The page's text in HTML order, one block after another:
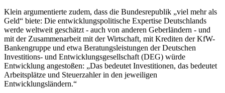
Klein argumentierte zudem, dass die Bundesrepublik „viel mehr als
Geld“ biete: Die entwicklungspolitische Expertise Deutschlands
werde weltweit geschätzt - auch von anderen Geberländern - und
mit der Zusammenarbeit mit der Wirtschaft, mit Krediten der KfW-
Bankengruppe und etwa Beratungsleistungen der Deutschen
Investitions- und Entwicklungsgesellschaft (DEG) würde
Entwicklung angestoßen: „Das bedeutet Investitionen, das bedeutet
Arbeitsplätze und Steuerzahler in den jeweiligen
Entwicklungsländern.“